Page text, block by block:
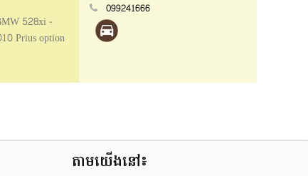
528xi -
Prius option
េង
ាមួយឯកសារ
099241666
តាមយើងនៅ៖